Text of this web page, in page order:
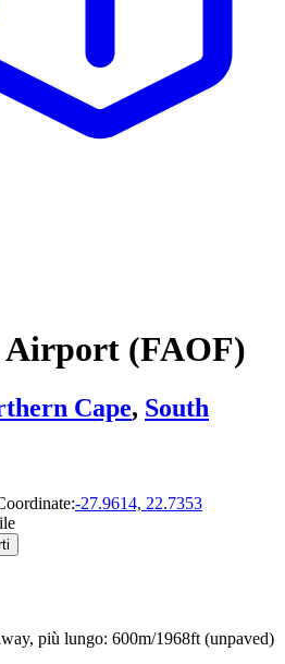
Airport (FAOF)
Cape, South
-27.9614, 22.7353
più lungo: 600m/1968ft (unpaved)